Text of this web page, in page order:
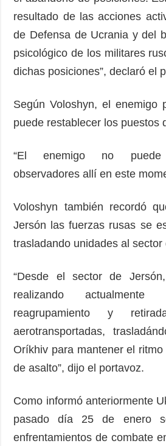
resultado de las acciones
de Defensa de Ucrania y del
psicológico de los militares
dichas posiciones”, declaró el
Según Voloshyn, el enemigo
puede restablecer los puestos
“El enemigo no
observadores allí en este
Voloshyn también recordó
Jersón las fuerzas rusas se
trasladando unidades al sector
“Desde el sector de
realizando actualmente
reagrupamiento y
aerotransportadas,
Oríkhiv para mantener el
de asalto”, dijo el portavoz.
Como informó anteriormente
pasado día 25 de enero
enfrentamientos de combate